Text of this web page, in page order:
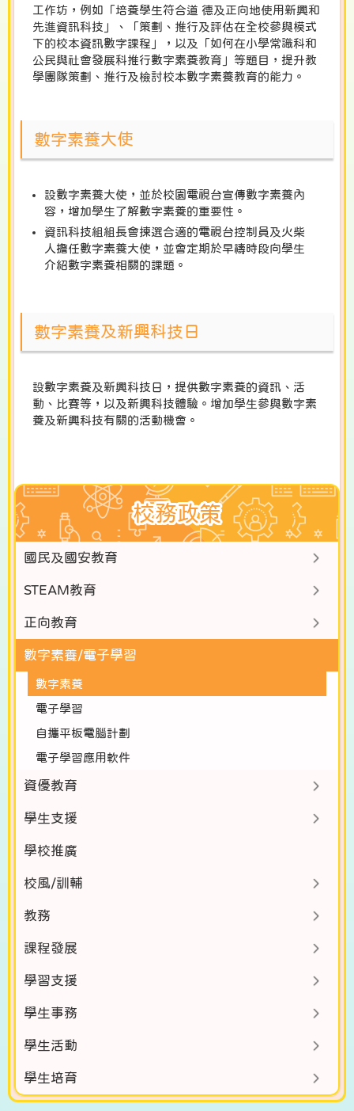
工作坊，例如「培養學生符合道 德及正向地使用新興和
先進資訊科技」、「策劃、推行及評估在全校參與模式
下的校本資訊數字課程」，以及「如何在小學常識科和
公民與社會發展科推行數字素養教育」等題目，提升教
學團隊策劃、推行及檢討校本數字素養教育的能力。
數字素養大使
設數字素養大使，並於校園電視台宣傳數字素養內
容，增加學生了解數字素養的重要性。
資訊科技組組長會揀選合適的電視台控制員及火柴
人擔任數字素養大使，並會定期於早禱時段向學生
介紹數字素養相關的課題。
數字素養及新興科技日
設數字素養及新興科技日 ，提供數字素養的資訊、活
動、比賽等，以及新興科技體驗。增加學生參與數字素
養及新興科技有關的活動機會。
校務政策
國民及國安教育
STEAM教育
正向教育
數字素養/電子學習
數字素養
電子學習
自攜平板電腦計劃
電子學習應用軟件
資優教育
學生支援
學校推廣
校風/訓輔
教務
課程發展
學習支援
學生事務
學生活動
學生培育